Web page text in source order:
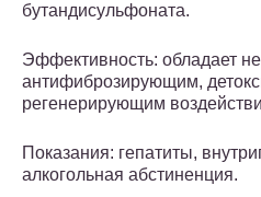
бутандисульфоната.
Эффективность: обладает
антифиброзирующим,
регенерирующим
Показания: гепатиты,
алкогольная абстиненция.